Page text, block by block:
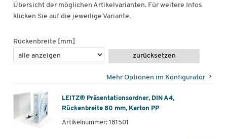
Übersicht der möglichen Artikelvarianten. Für weitere Infos
klicken Sie auf die jeweilige Variante.
Rückenbreite [mm]
zurücksetzen
Mehr Optionen im Konfigurator
LEITZ® Präsentationsordner, DIN A4,
Rückenbreite 80 mm, Karton PP
Artikelnummer: 181501